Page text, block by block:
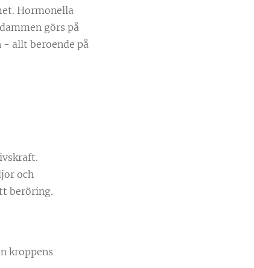
Hormonella
görs på
- allt beroende på
och
beröring.
kroppens